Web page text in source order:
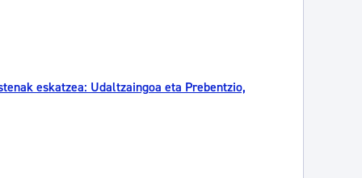
Tramitaziorako laguntza
eskatzea: Udaltzaingoa eta Prebentzio,